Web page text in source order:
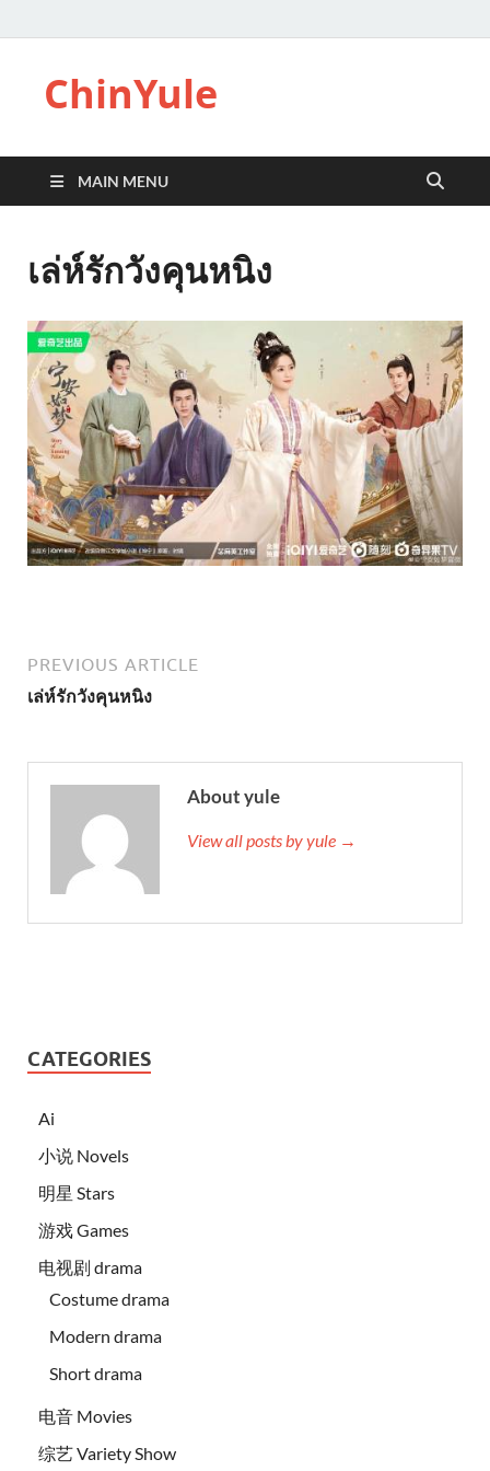
ChinYule
MAIN MENU
เล่ห์รักวังคุนหนิง
PREVIOUS ARTICLE
เล่ห์รักวังคุนหนิง
About yule
View all posts by yule →
CATEGORIES
Ai
小说 Novels
明星 Stars
游戏 Games
电视剧 drama
Costume drama
Modern drama
Short drama
电音 Movies
综艺 Variety Show